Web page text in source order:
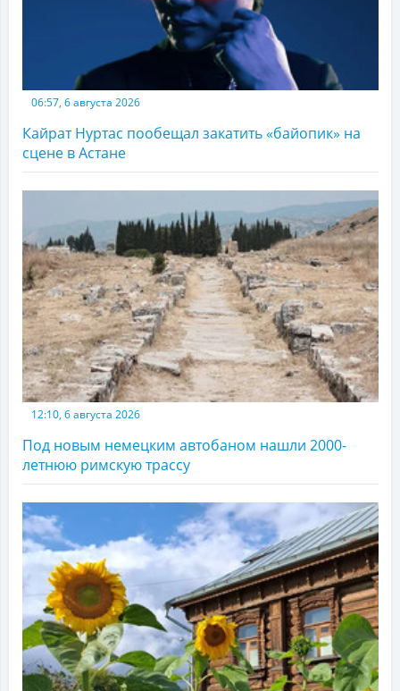
06:57, 6 августа 2026
Кайрат Нуртас пообещал закатить «байопик» на
сцене в Астане
12:10, 6 августа 2026
Под новым немецким автобаном нашли 2000-
летнюю римскую трассу